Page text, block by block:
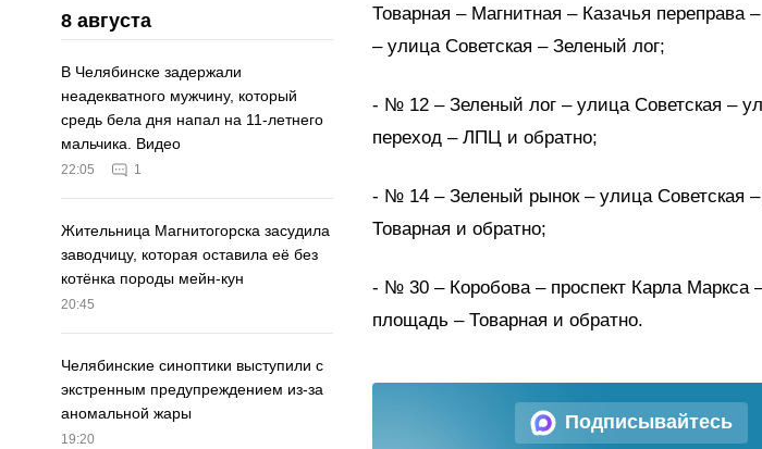
8 августа
В Челябинске задержали
неадекватного мужчину, который
средь бела дня напал на 11-летнего
мальчика. Видео
22:05 1
Жительница Магнитогорска засудила
заводчицу, которая оставила её без
котёнка породы мейн-кун
20:45
Челябинские синоптики выступили с
экстренным предупреждением из-за
аномальной жары
19:20
Товарная – Магнитная – Казачья переправа
– улица Советская – Зеленый лог;
- № 12 – Зеленый лог – улица Советская –
переход – ЛПЦ и обратно;
- № 14 – Зеленый рынок – улица Советская
Товарная и обратно;
- № 30 – Коробова – проспект Карла Маркса
площадь – Товарная и обратно.
Подписывайтесь